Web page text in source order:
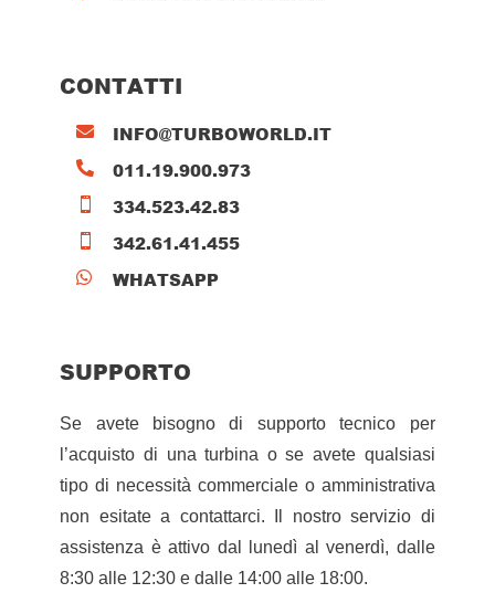
CONTATTI
 INFO@TURBOWORLD.IT
 011.19.900.973
 334.523.42.83
 342.61.41.455
 WHATSAPP
SUPPORTO
Se avete bisogno di supporto tecnico per
l’acquisto di una turbina o se avete qualsiasi
tipo di necessità commerciale o amministrativa
non esitate a contattarci. Il nostro servizio di
assistenza è attivo dal lunedì al venerdì, dalle
8:30 alle 12:30 e dalle 14:00 alle 18:00.